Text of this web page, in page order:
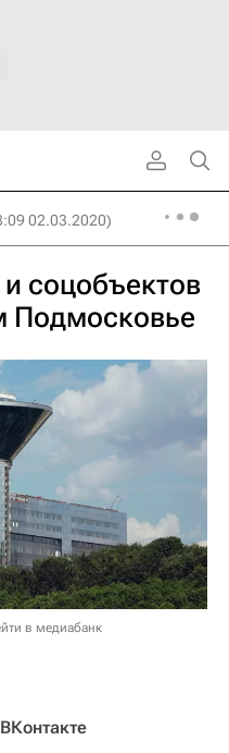
02.03.2020)
соцобъектов
Подмосковье
в медиабанк
ВКонтакте